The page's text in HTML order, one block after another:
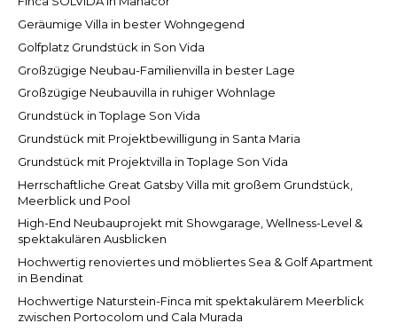
Geräumige Villa in bester Wohngegend
Golfplatz Grundstück in Son Vida
Großzügige Neubau-Familienvilla in bester Lage
Großzügige Neubauvilla in ruhiger Wohnlage
Grundstück in Toplage Son Vida
Grundstück mit Projektbewilligung in Santa Maria
Grundstück mit Projektvilla in Toplage Son Vida
Herrschaftliche Great Gatsby Villa mit großem Grundstück,
Meerblick und Pool
High-End Neubauprojekt mit Showgarage, Wellness-Level &
spektakulären Ausblicken
Hochwertig renoviertes und möbliertes Sea & Golf Apartment
in Bendinat
Hochwertige Naturstein-Finca mit spektakulärem Meerblick
zwischen Portocolom und Cala Murada